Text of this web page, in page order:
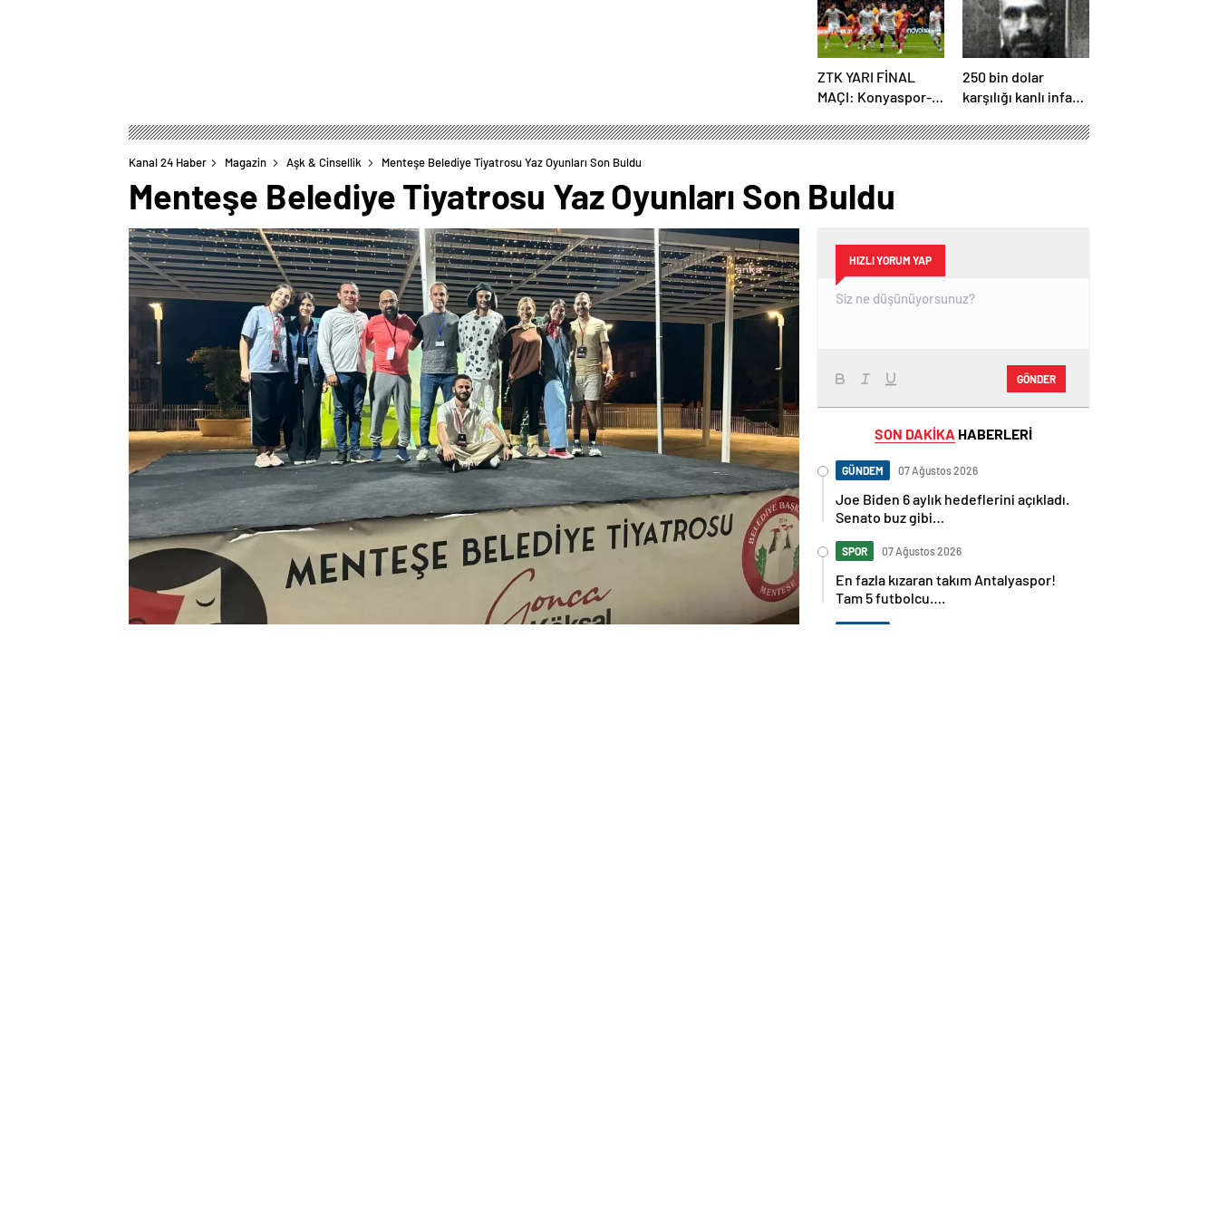
ZTK YARI FİNAL
MAÇI: Konyaspor-
zaman, saat kaçta
250 bin dolar
karşılığı kanlı infaz:
Türkiye’ye geri
Kanal 24 Haber Magazin Aşk & Cinsellik Menteşe Belediye Tiyatrosu Yaz Oyunları Son Buldu
Menteşe Belediye Tiyatrosu Yaz Oyunları Son Buldu
HIZLI YORUM YAP
GÖNDER
SON DAKİKA HABERLERİ
GÜNDEM 07 Ağustos 2026
Joe Biden 6 aylık hedeflerini açıkladı.
Senato buz gibi…
SPOR 07 Ağustos 2026
En fazla kızaran takım Antalyaspor!
Tam 5 futbolcu….